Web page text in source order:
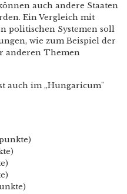
auch andere Staaten
Ein Vergleich mit
politischen Systemen soll
wie zum Beispiel der
anderen Themen
auch im „Hungaricum"